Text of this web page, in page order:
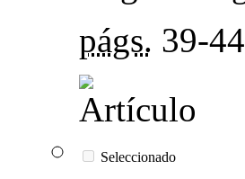
págs. 39-44
Seleccionado